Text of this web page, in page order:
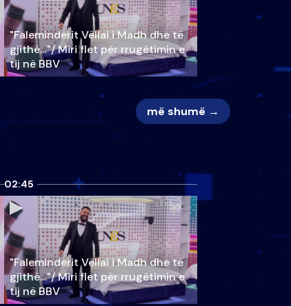
"Faleminderit Vëllai i Madh dhe të
gjithë…"/ Miri flet për rrugëtimin e
tij në BBV
më shumë →
02:45
"Faleminderit Vëllai i Madh dhe të
gjithë…"/ Miri flet për rrugëtimin e
tij në BBV